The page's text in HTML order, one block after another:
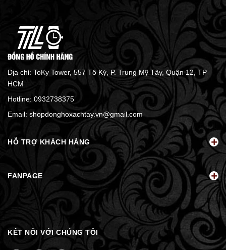
Địa chỉ: ToKy Tower, 557 Tô Ký, P. Trung Mỹ Tây, Quận 12, TP
HCM
Hotline: 0932738375
Email: shopdonghoxachtay.vn@gmail.com
HỖ TRỢ KHÁCH HÀNG
FANPAGE
KẾT NỐI VỚI CHÚNG TÔI